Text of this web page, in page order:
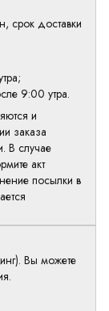
срок доставки
9:00 утра.
и
заказа
В случае
акт
посылки в
Вы можете